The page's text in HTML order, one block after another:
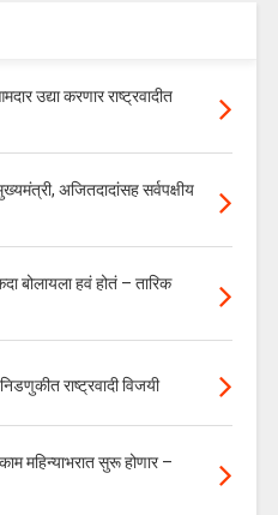
उद्या करणार राष्ट्रवादीत
अजितदादांसह सर्वपक्षीय
बोलायला हवं होतं – तारिक
राष्ट्रवादी विजयी
महिन्याभरात सुरू होणार –